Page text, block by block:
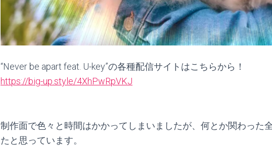
“Never be apart feat. U-key”の各種配信サイトはこちらから！
https://big-up.style/4XhPwRpVKJ​
制作面で色々と時間はかかってしまいましたが、何とか関わった
たと思っています。